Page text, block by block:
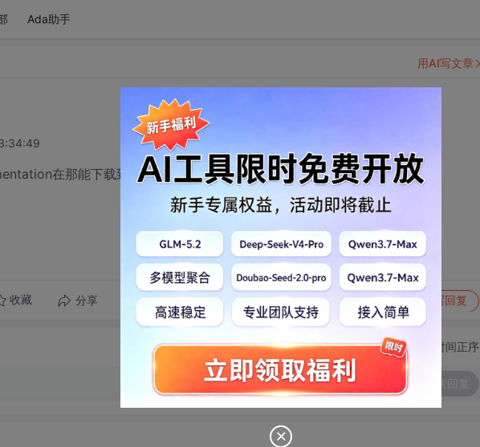
Ada助手
在那能下载到
收藏 分享 转发到动态 举报 写回复
用AI写文章
切换为时间正序